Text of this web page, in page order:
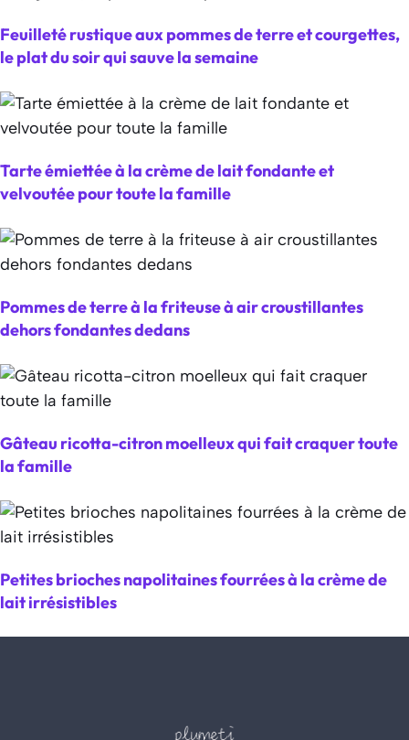
Feuilleté rustique aux pommes de terre et courgettes,
le plat du soir qui sauve la semaine
Tarte émiettée à la crème de lait fondante et
velvoutée pour toute la famille
Pommes de terre à la friteuse à air croustillantes
dehors fondantes dedans
Gâteau ricotta-citron moelleux qui fait craquer toute
la famille
Petites brioches napolitaines fourrées à la crème de
lait irrésistibles